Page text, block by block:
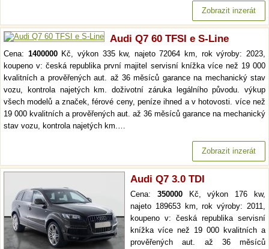
Zobrazit inzerát
Audi Q7 60 TFSI e S-Line
Cena: 1400000Kč, výkon 335 kw, najeto 72064 km, rok výroby: 2023,
koupeno v: česká republika první majitel servisní knížka více než 19 000
kvalitních a prověřených aut. až 36 měsíců garance na mechanický stav
vozu, kontrola najetých km. doživotní záruka legálního původu. výkup
všech modelů a značek, férové ceny, peníze ihned a v hotovosti. více než
19 000 kvalitních a prověřených aut. až 36 měsíců garance na mechanický
stav vozu, kontrola najetých km.…
Zobrazit inzerát
Audi Q7 3.0 TDI
Cena: 350000Kč, výkon 176 kw,
najeto 189653 km, rok výroby: 2011,
koupeno v: česká republika servisní
knížka více než 19 000 kvalitních a
prověřených aut. až 36 měsíců